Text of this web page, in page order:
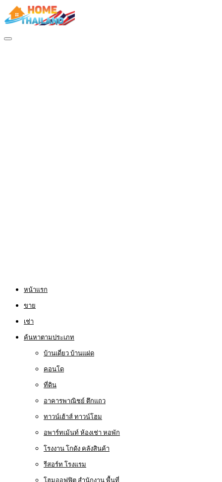
หน้าแรก
ขาย
เช่า
ค้นหาตามประเภท
บ้านเดี่ยว บ้านแฝด
คอนโด
ที่ดิน
อาคารพาณิชย์ ตึกแถว
ทาวน์เฮ้าส์ ทาวน์โฮม
อพาร์ทเม้นท์ ห้องเช่า หอพัก
โรงงาน โกดัง คลังสินค้า
รีสอร์ท โรงแรม